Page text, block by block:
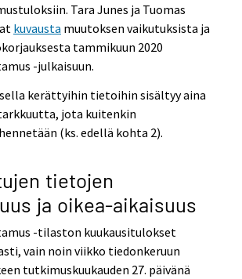
Tara Junes ja Tuomas
kuvausta muutoksen vaikutuksista ja
tammikuun 2020
-julkaisuun.
kerättyihin tietoihin sisältyy aina
jota kuitenkin
(ks. edellä kohta 2).
tietojen
ja oikea-aikaisuus
-tilaston kuukausitulokset
vain noin viikko tiedonkeruun
tutkimuskuukauden 27. päivänä